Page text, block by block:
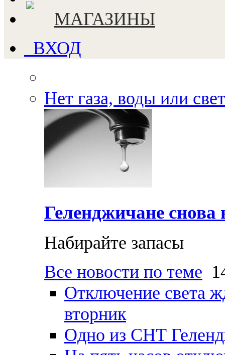
МАГАЗИНЫ
ВХОД
Нет газа, воды или
Геленджичане снова
Набирайте запасы
Все новости по теме
Отключение света
вторник
Одно из СНТ